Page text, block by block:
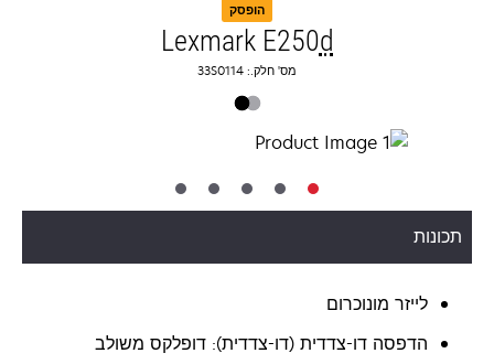
הופסק
Lexmark E250d
מס' חלק.: 33S0114
תכונות
לייזר מונוכרום
הדפסה דו-צדדית (דו-צדדית): דופלקס משולב